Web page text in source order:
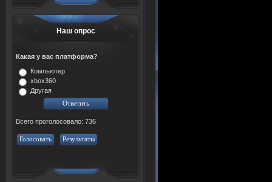
Наш опрос
Какая у вас платформа?
Компьютер
xbox360
Другая
Всего проголосовало: 736
Голосовать Результаты